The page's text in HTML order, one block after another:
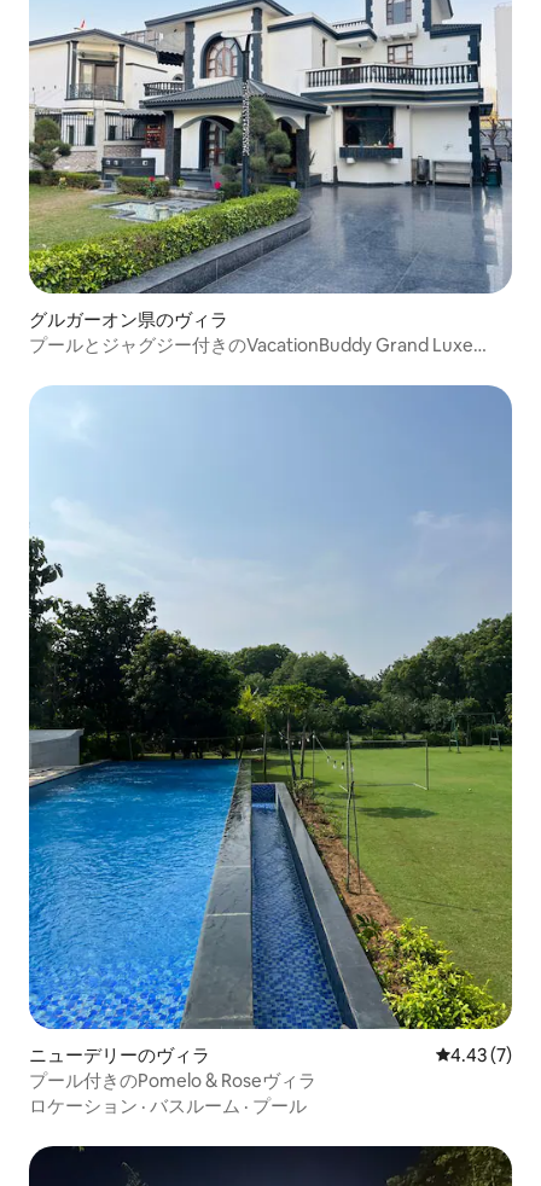
グルガーオン県のヴィラ
プールとジャグジー付きのVacationBuddy Grand Luxe
ニューデリーのヴィラ レビュー7
4.43 (7)
プール付きのPomelo & Roseヴィラ
ロケーション · バスルーム · プール